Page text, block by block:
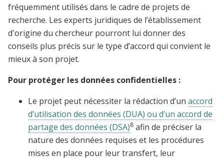
fréquemment utilisés dans le cadre de projets de
recherche. Les experts juridiques de l’établissement
d'origine du chercheur pourront lui donner des
conseils plus précis sur le type d’accord qui convient le
mieux à son projet.
Pour protéger les données confidentielles :
Le projet peut nécessiter la rédaction d’un accord
d’utilisation des données (DUA) ou d’un accord de
partage des données (DSA)8 afin de préciser la
nature des données requises et les procédures
mises en place pour leur transfert, leur